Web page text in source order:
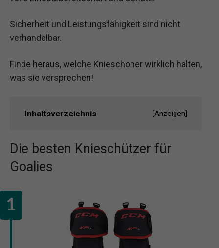
Sicherheit und Leistungsfähigkeit sind nicht
verhandelbar.
Finde heraus, welche Knieschoner wirklich halten,
was sie versprechen!
Inhaltsverzeichnis [Anzeigen]
Die besten Knieschützer für
Goalies